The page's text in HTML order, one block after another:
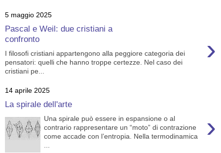
5 maggio 2025
Pascal e Weil: due cristiani a
confronto
›
I filosofi cristiani appartengono alla peggiore categoria dei
pensatori: quelli che hanno troppe certezze. Nel caso dei
cristiani pe...
14 aprile 2025
La spirale dell'arte
›
Una spirale può essere in espansione o al
contrario rappresentare un “moto” di contrazione
come accade con l’entropia. Nella termodinamica